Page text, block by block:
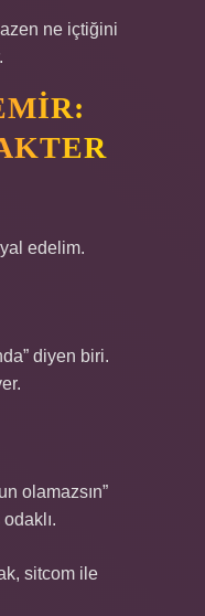
ne içtiğini
edelim.
diyen biri.
olamazsın”
sitcom ile